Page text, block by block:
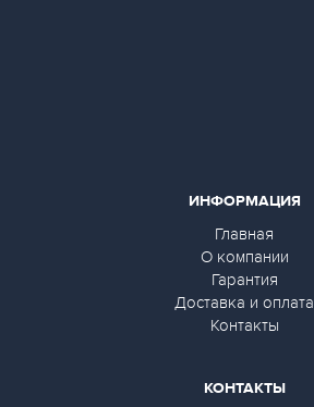
ИНФОРМАЦИЯ
Главная
О компании
Гарантия
Доставка и оплата
Контакты
КОНТАКТЫ